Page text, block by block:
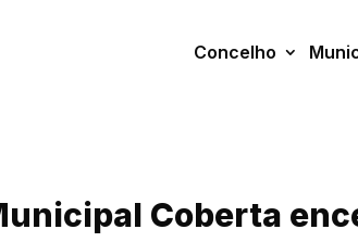
Concelho
Coberta